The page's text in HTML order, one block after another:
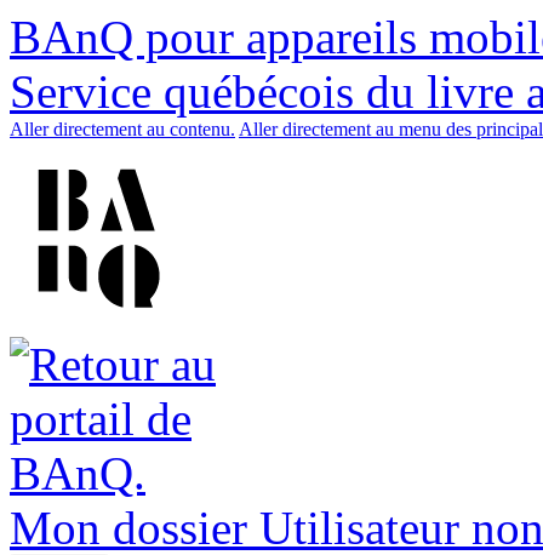
BAnQ pour appareils
Service québécois du livre
Aller directement au contenu. Aller directement au menu des
Mon dossier Utilisateur